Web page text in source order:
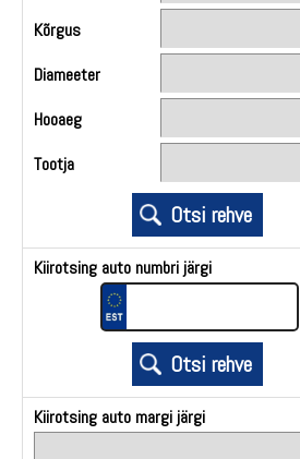
Kõrgus
Diameeter
Hooaeg
Tootja
Kiirotsing auto numbri järgi
Kiirotsing auto margi järgi